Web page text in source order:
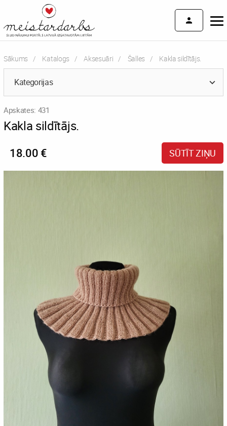
Sākums Katalogs Aksesuāri Šalles Current:
Kakla sildītājs.
Kategorijas
Apskates: 431
Kakla sildītājs.
18.00 € SŪTĪT ZIŅU